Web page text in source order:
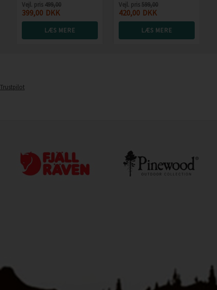
Vejl. pris 499,00
399,00 DKK
LÆS MERE
Vejl. pris 599,00
420,00 DKK
LÆS MERE
Trustpilot